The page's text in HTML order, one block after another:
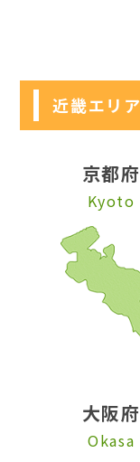
近畿エリア
京都府
Kyoto
大阪府
Okasa